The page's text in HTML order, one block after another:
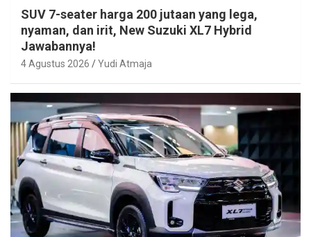
SUV 7-seater harga 200 jutaan yang lega,
nyaman, dan irit, New Suzuki XL7 Hybrid
Jawabannya!
4 Agustus 2026 Yudi Atmaja